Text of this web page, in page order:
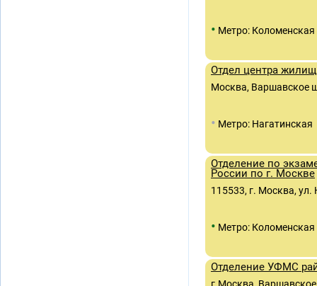
• Метро: Коломенская
Отдел центра
Москва, Варшавское
• Метро: Нагатинская
Отделение по
России по г. Москве
115533, г. Москва, ул.
• Метро: Коломенская
Отделение УФМС